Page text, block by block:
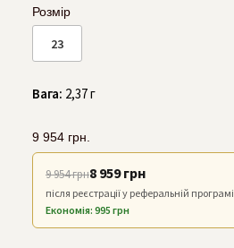
Розмір
23
Вага: 2,37 г
9 954 грн.
9 954 грн8 959 грн
після реєстрації у реферальній програмі
Економія: 995 грн